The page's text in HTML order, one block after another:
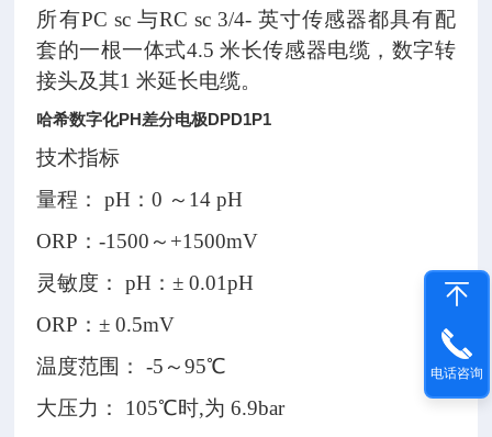
所有PC sc 与RC sc 3/4- 英寸传感器都具有配
套的一根一体式4.5 米长传感器电缆，数字转
接头及其1 米延长电缆。
哈希数字化PH差分电极DPD1P1
技术指标
量程： pH：0 ～14 pH
ORP：-1500～+1500mV
灵敏度： pH：± 0.01pH
ORP：± 0.5mV
温度范围： -5～95℃
大压力： 105℃时,为 6.9bar
电话咨询